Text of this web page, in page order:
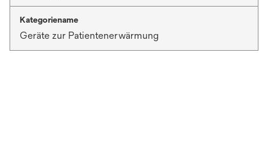
Kategoriename
Geräte zur Patientenerwärmung